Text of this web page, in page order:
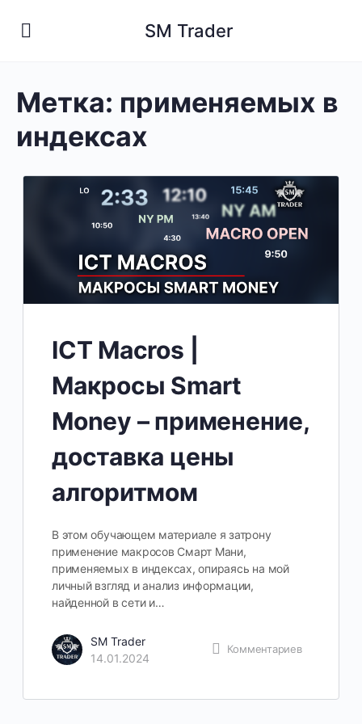
SM Trader
Метка: применяемых в
индексах
ICT Macros |
Макросы Smart
Money – применение,
доставка цены
алгоритмом
В этом обучающем материале я затрону
применение макросов Смарт Мани,
применяемых в индексах, опираясь на мой
личный взгляд и анализ информации,
найденной в сети и…
SM Trader
14.01.2024
Комментариев